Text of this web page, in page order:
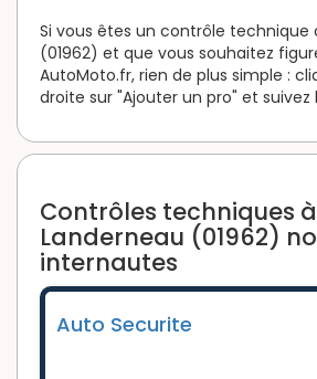
Si vous êtes un contrôle technique
(01962) et que vous souhaitez
AutoMoto.fr, rien de plus simple :
droite sur "Ajouter un pro" et suivez
Contrôles techniques à
Landerneau (01962)
internautes
Auto Securite